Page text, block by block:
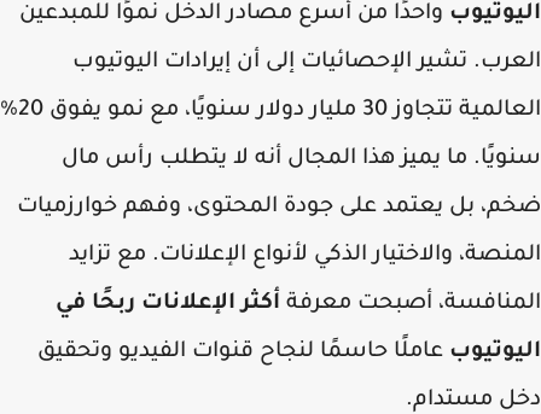
واحدًا من أسرع مصادر الدخل نموًا للمبدعين
تشير الإحصائيات إلى أن إيرادات اليوتيوب
العالمية تتجاوز 30 مليار دولار سنويًا، مع نمو يفوق 20%
ما يميز هذا المجال أنه لا يتطلب رأس مال
بل يعتمد على جودة المحتوى، وفهم خوارزميات
والاختيار الذكي لأنواع الإعلانات. مع تزايد
أصبحت معرفةأكثر الإعلانات ربحًا في
عاملًا حاسمًا لنجاح قنوات الفيديو وتحقيق
مستدام.